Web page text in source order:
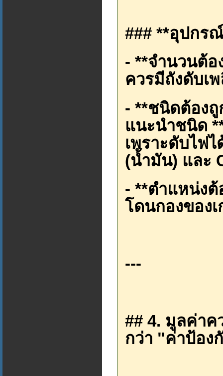
### **อุปกร
- **จำนวนต้อ
ควรมีถังดับเ
- **ชนิดต้องถู
แนะนำชนิด
เพราะดับไฟ
(น้ำมัน) และ
- **ตำแหน่ง
โดนกองของ
---
## 4. มูลค่าค
กว่า "ค่าป้อง